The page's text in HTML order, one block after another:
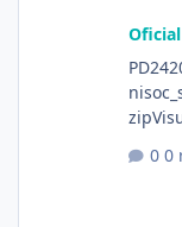
Oficial
0